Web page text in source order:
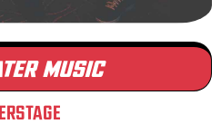
MUSIC